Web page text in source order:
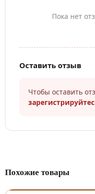
Пока нет
Оставить отзыв
Чтобы оставить
Похожие товары